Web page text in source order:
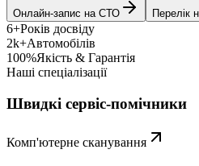
Онлайн-запис на СТО Перелік
6+Років досвіду
2k+Автомобілів
100%Якість & Гарантія
Наші спеціалізації
Швидкі сервіс-помічники
Комп'ютерне сканування